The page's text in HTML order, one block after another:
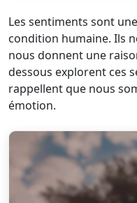
Les sentiments sont
condition humaine. Ils
nous donnent une
dessous explorent ces
rappellent que nous
émotion.